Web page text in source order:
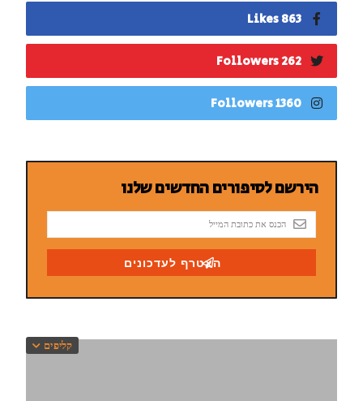
863 Likes
262 Followers
1360 Followers
קליפים